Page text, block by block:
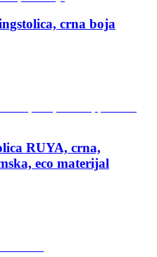
crna boja
RUYA, crna,
eco materijal